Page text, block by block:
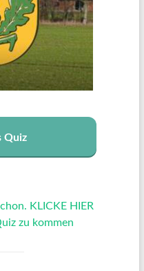
Quiz
KLICKE HIER
zu kommen